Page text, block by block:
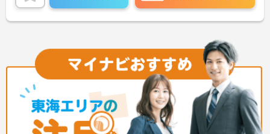
にご相談ください！